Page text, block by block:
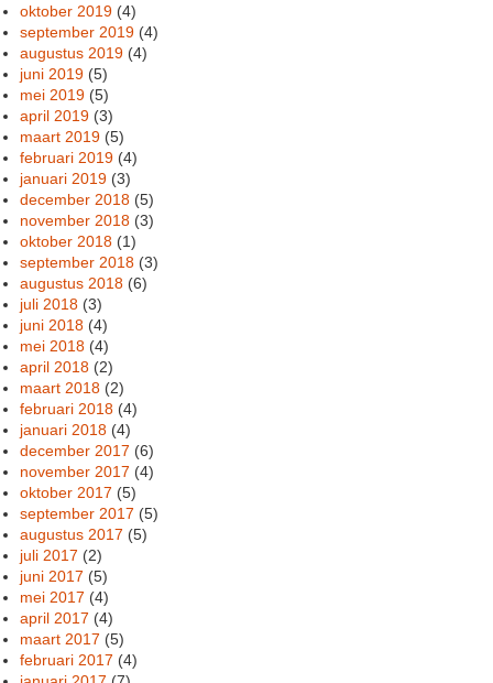
oktober 2019 (4)
september 2019 (4)
augustus 2019 (4)
juni 2019 (5)
mei 2019 (5)
april 2019 (3)
maart 2019 (5)
februari 2019 (4)
januari 2019 (3)
december 2018 (5)
november 2018 (3)
oktober 2018 (1)
september 2018 (3)
augustus 2018 (6)
juli 2018 (3)
juni 2018 (4)
mei 2018 (4)
april 2018 (2)
maart 2018 (2)
februari 2018 (4)
januari 2018 (4)
december 2017 (6)
november 2017 (4)
oktober 2017 (5)
september 2017 (5)
augustus 2017 (5)
juli 2017 (2)
juni 2017 (5)
mei 2017 (4)
april 2017 (4)
maart 2017 (5)
februari 2017 (4)